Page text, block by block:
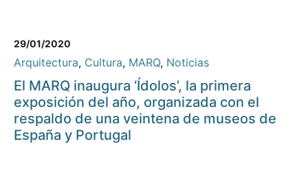
29/01/2020
Arquitectura, Cultura, MARQ, Noticias
El MARQ inaugura ‘Ídolos’, la primera
exposición del año, organizada con el
respaldo de una veintena de museos de
España y Portugal